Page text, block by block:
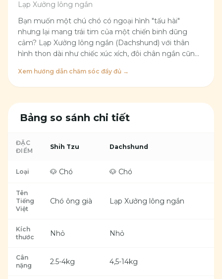
cạnh người và thường có những biểu cảm ngộ
nghĩnh khiến ai nhìn cũng bật cười. Dù nhỏ bé nhưng
giống chó này lại khá lanh lợi, hoạt bát và luôn thích
được chú ý.
Lạp Xưởng lông ngắn
Bạn muốn một chú chó có ngoại hình "tấu hài"
nhưng lại mang trái tim của một chiến binh dũng
cảm? Lạp Xưởng lông ngắn (Dachshund) với thân
hình thon dài như chiếc xúc xích, đôi chân ngắn cũn
cười thích thú. Không chỉ ngộ nghĩnh, bộ lông ngắn
mượt mà, ôm sát cơ thể còn giúp bé trông thật gọn
Xem hướng dẫn chăm sóc đầy đủ →
Bảng so sánh chi tiết
ĐẶC
ĐIỂM
Shih Tzu Dachshund
Loại 🐶 Chó 🐶 Chó
Tên
Tiếng
Việt
Chó ông già Lạp Xưởng lông ngắn
Kích
thước
Nhỏ Nhỏ
Cân
nặng
2.5-4kg 4,5-14kg